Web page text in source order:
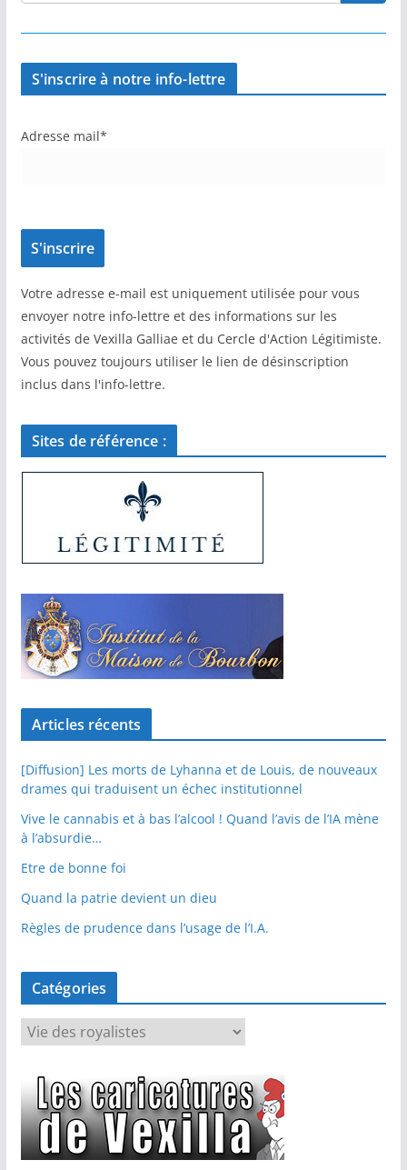
S'inscrire à notre info-lettre
Adresse mail*
Votre adresse e-mail est uniquement utilisée pour vous
envoyer notre info-lettre et des informations sur les
activités de Vexilla Galliae et du Cercle d'Action Légitimiste.
Vous pouvez toujours utiliser le lien de désinscription
inclus dans l'info-lettre.
Sites de référence :
Articles récents
[Diffusion] Les morts de Lyhanna et de Louis, de nouveaux
drames qui traduisent un échec institutionnel
Vive le cannabis et à bas l’alcool ! Quand l’avis de l’IA mène
à l’absurdie…
Etre de bonne foi
Quand la patrie devient un dieu
Règles de prudence dans l’usage de l’I.A.
Catégories
C
a
é
g
o
r